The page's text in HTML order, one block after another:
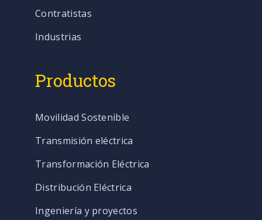
Contratistas
Industrias
Productos
Movilidad Sostenible
Transmisión eléctrica
Transformación Eléctrica
Distribución Eléctrica
Ingeniería y proyectos